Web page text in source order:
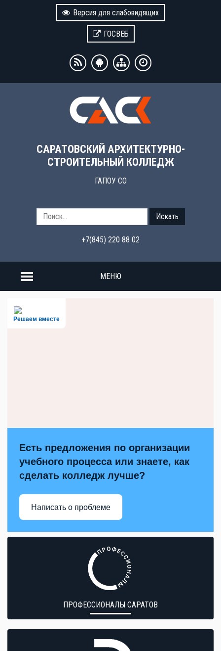
Версия для слабовидящих
ГОСВЕБ
САРАТОВСКИЙ АРХИТЕКТУРНО-
СТРОИТЕЛЬНЫЙ КОЛЛЕДЖ
ГАПОУ СО
Искать
+7(845) 220 88 02
МЕНЮ
Решаем вместе
Есть предложения по организации
учебного процесса или знаете, как
сделать колледж лучше?
Написать о проблеме
ПРОФЕССИОНАЛЫ САРАТОВ